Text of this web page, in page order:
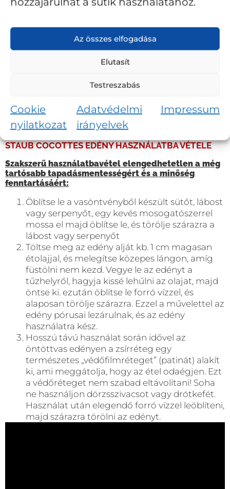
Az összes elfogadása
Elutasít
Testreszabás
Cookie
nyilatkozat
Adatvédelmi
irányelvek
Impressum
STAUB COCOTTES EDÉNY HASZNÁLATBA VÉTELE
Szakszerű használatbavétel elengedhetetlen a még
tartósabb tapadásmentességért és a minőség
fenntartásáért:
Öblítse le a vasöntvényből készült sütőt, lábost
vagy serpenyőt, egy kevés mosogatószerrel
mossa el majd öblítse le, és törölje szárazra a
lábost vagy serpenyőt
Töltse meg az edény alját kb. 1 cm magasan
étolajjal, és melegítse közepes lángon, amíg
füstölni nem kezd. Vegye le az edényt a
tűzhelyről, hagyja kissé lehűlni az olajat, majd
öntse ki. ezután öblítse le forró vízzel, és
alaposan törölje szárazra. Ezzel a művelettel az
edény pórusai lezárulnak, és az edény
használatra kész.
Hosszú távú használat során idővel az
öntöttvas edényen a zsírréteg egy
természetes „védőfilmréteget” (patinát) alakít
ki, ami meggátolja, hogy az étel odaégjen. Ezt
a védőréteget nem szabad eltávolítani! Soha
ne használjon dörzsszivacsot vagy drótkefét.
Használat után elegendő forró vízzel leöblíteni,
majd szárazra törölni az edényt.